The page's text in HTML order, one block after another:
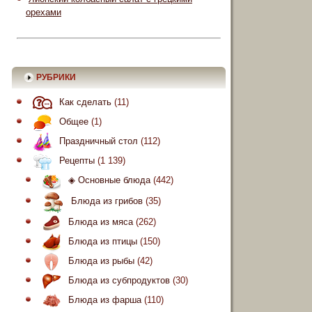
орехами
РУБРИКИ
Как сделать (11)
Общее (1)
Праздничный стол (112)
Рецепты (1 139)
◈ Основные блюда(442)
Блюда из грибов (35)
Блюда из мяса(262)
Блюда из птицы (150)
Блюда из рыбы (42)
Блюда из субпродуктов (30)
Блюда из фарша(110)